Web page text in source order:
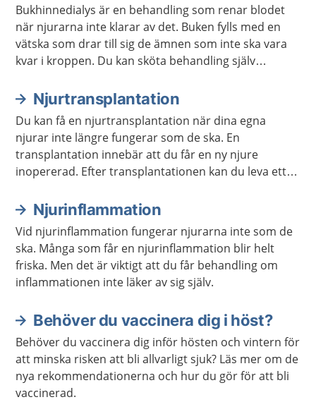
Bukhinnedialys är en behandling som renar blodet
när njurarna inte klarar av det. Buken fylls med en
vätska som drar till sig de ämnen som inte ska vara
kvar i kroppen. Du kan sköta behandling själv
Njurtransplantation
Du kan få en njurtransplantation när dina egna
njurar inte längre fungerar som de ska. En
transplantation innebär att du får en ny njure
inopererad. Efter transplantationen kan du leva ett
och gå på kontroller resten av livet.
Njurinflammation
Vid njurinflammation fungerar njurarna inte som de
ska. Många som får en njurinflammation blir helt
friska. Men det är viktigt att du får behandling om
inflammationen inte läker av sig själv.
Behöver du vaccinera dig i höst?
Behöver du vaccinera dig inför hösten och vintern för
att minska risken att bli allvarligt sjuk? Läs mer om de
nya rekommendationerna och hur du gör för att bli
vaccinerad.